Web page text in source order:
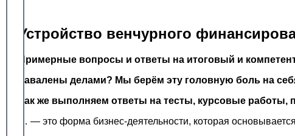
Устройство венчурного
Примерные вопросы и ответы на итоговый и
Завалены делами? Мы берём эту головную боль на
Так же выполняем ответы на тесты, курсовые
… — это форма бизнес-деятельности, которая